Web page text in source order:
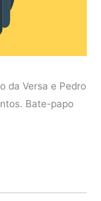
da Versa e Pedro
Bate-papo